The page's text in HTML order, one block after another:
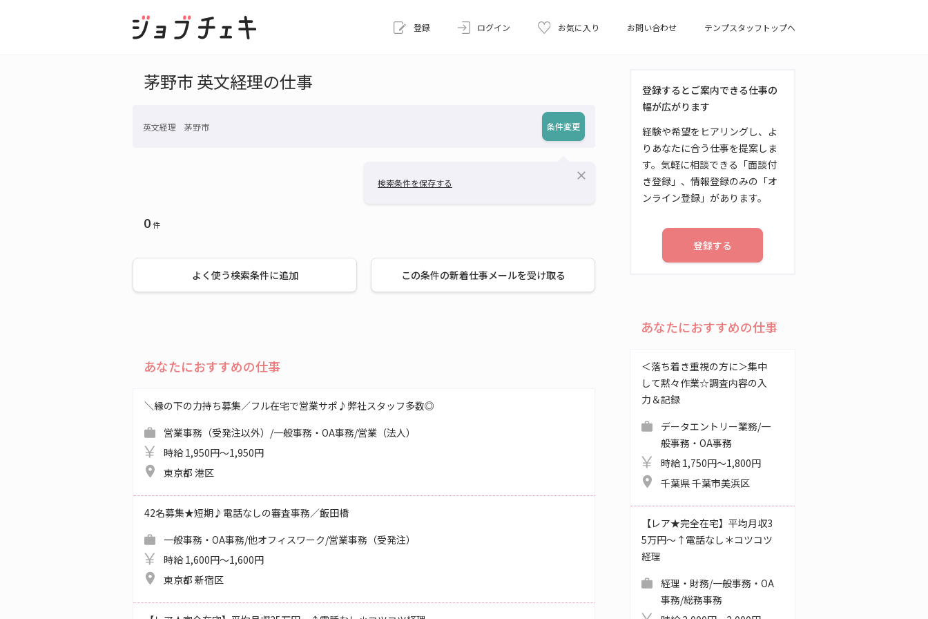
登録 ログイン お気に入り お問い合わせ テンプスタッフトップへ
茅野市 英文経理の仕事
英文経理 茅野市 条件変更
検索条件を保存する
close
0件
よく使う検索条件に追加 この条件の新着仕事メールを受け取る
あなたにおすすめの仕事
＼縁の下の力持ち募集／フル在宅で営業サポ♪弊社スタッフ多数◎
営業事務（受発注以外）/一般事務・OA事務/営業（法人）
時給 1,950円～1,950円
東京都 港区
42名募集★短期♪電話なしの審査事務／飯田橋
一般事務・OA事務/他オフィスワーク/営業事務（受発注）
時給 1,600円～1,600円
東京都 新宿区
登録するとご案内できる仕事の
幅が広がります
経験や希望をヒアリングし、よ
りあなたに合う仕事を提案しま
す。気軽に相談できる「面談付
き登録」、情報登録のみの「オ
ンライン登録」があります。
登録する
あなたにおすすめの仕事
＜落ち着き重視の方に＞集中
して黙々作業☆調査内容の入
力＆記録
データエントリー業務/一
般事務・OA事務
時給 1,750円～1,800円
千葉県 千葉市美浜区
【レア★完全在宅】平均月収3
5万円～↑電話なし＊コツコツ
経理
経理・財務/一般事務・OA
事務/総務事務